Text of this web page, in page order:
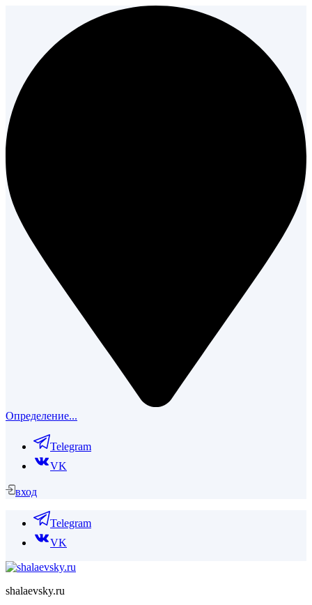
Определение...
Telegram
VK
вход
Telegram
VK
shalaevsky.ru